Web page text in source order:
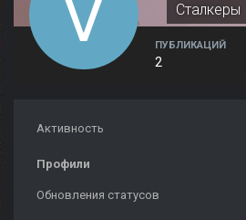
Сталкеры
ПУБЛИКАЦИЙ
2
Активность
Профили
Обновления статусов